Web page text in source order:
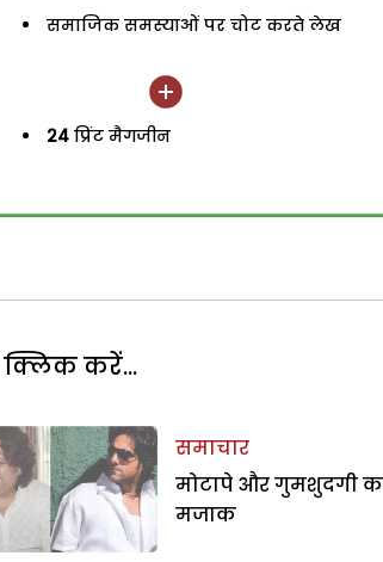
समाजिक समस्याओं पर चोट करते लेख
24 प्रिंट मैगजीन
करें...
समाचार
मोटापे और गुमशुदगी
मजाक